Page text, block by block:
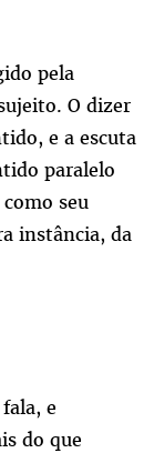
pela
O dizer
e a escuta
paralelo
seu
instância, da
e
do que